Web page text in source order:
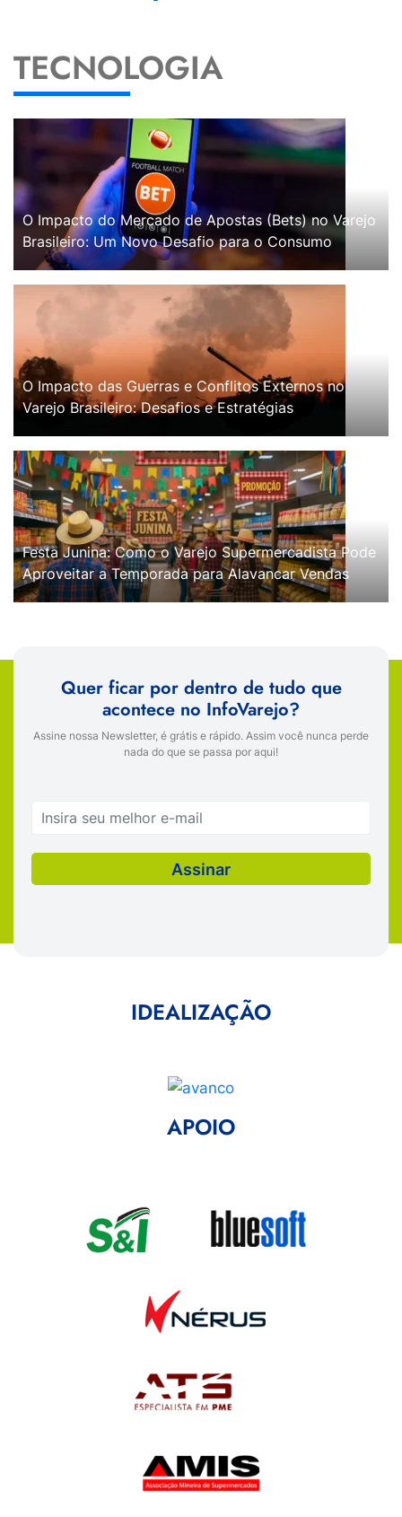
TECNOLOGIA
O Impacto do Mercado de Apostas (Bets) no Varejo
Brasileiro: Um Novo Desafio para o Consumo
O Impacto das Guerras e Conflitos Externos no
Varejo Brasileiro: Desafios e Estratégias
Festa Junina: Como o Varejo Supermercadista Pode
Aproveitar a Temporada para Alavancar Vendas
Quer ficar por dentro de tudo que
acontece no InfoVarejo?
Assine nossa Newsletter, é grátis e rápido. Assim você nunca perde
nada do que se passa por aqui!
IDEALIZAÇÃO
APOIO